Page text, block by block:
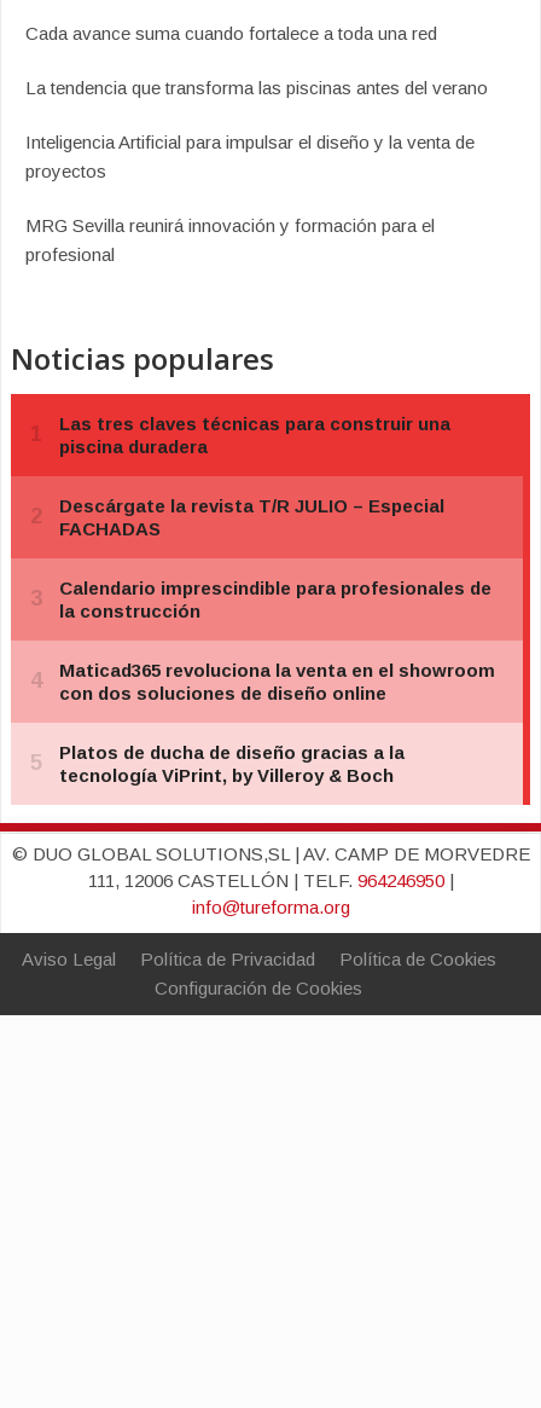
Cada avance suma cuando fortalece a toda una red
La tendencia que transforma las piscinas antes del verano
Inteligencia Artificial para impulsar el diseño y la venta de
proyectos
MRG Sevilla reunirá innovación y formación para el
profesional
Noticias populares
© DUO GLOBAL SOLUTIONS,SL | AV. CAMP DE MORVEDRE
111, 12006 CASTELLÓN | TELF. 964246950|
info@tureforma.org
Aviso Legal Política de Privacidad
Política de Cookies
Configuración de Cookies